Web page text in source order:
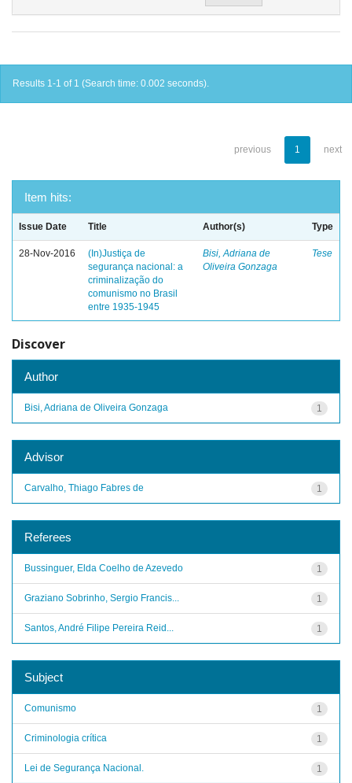
Results 1-1 of 1 (Search time: 0.002 seconds).
previous 1 next
Item hits:
Issue Date Title Author(s) Type
28-Nov-2016
(In)Justiça de
segurança nacional: a
criminalização do
comunismo no Brasil
entre 1935-1945
Bisi, Adriana de
Oliveira Gonzaga
Tese
Discover
Author
1
Bisi, Adriana de Oliveira Gonzaga
Advisor
1
Carvalho, Thiago Fabres de
Referees
1
Bussinguer, Elda Coelho de Azevedo
1
Graziano Sobrinho, Sergio Francis...
1
Santos, André Filipe Pereira Reid...
Subject
1
Comunismo
1
Criminologia crítica
1
Lei de Segurança Nacional.